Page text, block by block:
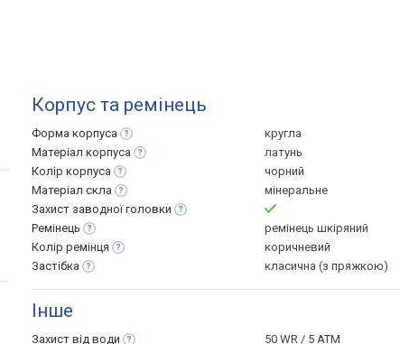
Корпус та ремінець
Форма корпуса
кругла
Матеріал корпуса
латунь
Колір корпуса
чорний
Матеріал скла
мінеральне
Захист заводноїголовки
Ремінець
ремінець шкіряний
Колір ремінця
коричневий
Застібка
класична (з пряжкою)
Інше
Захист від води
50 WR / 5 ATM